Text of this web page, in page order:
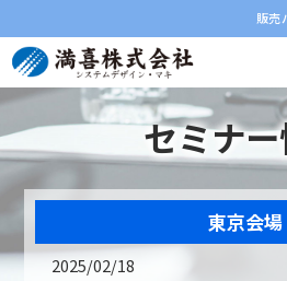
販売
セミナ
東京会場
2025/02/18